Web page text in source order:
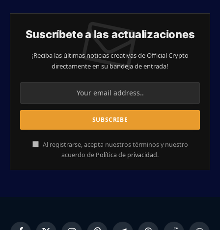
Suscríbete a las actualizaciones
¡Reciba las últimas noticias creativas de Official Crypto
directamente en su bandeja de entrada!
Al registrarse, acepta nuestros términos y nuestro
acuerdo de Política de privacidad.